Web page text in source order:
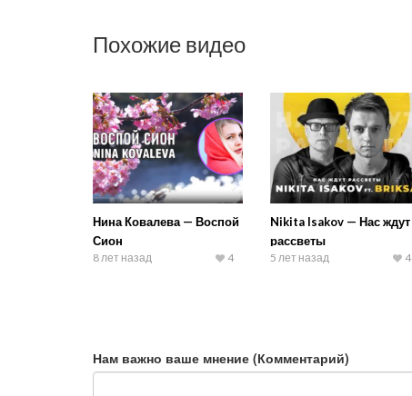
Похожие видео
Нина Ковалева — Воспой
Сион
8 лет назад 4
Nikita Isakov — Нас ждут
рассветы
5 лет назад 4
Нам важно ваше мнение (Комментарий)